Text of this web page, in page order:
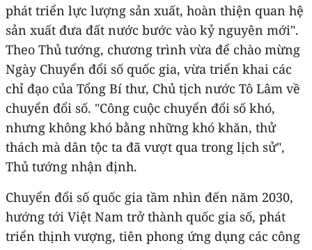
phát triển lực lượng sản xuất, hoàn thiện quan hệ
sản xuất đưa đất nước bước vào kỷ nguyên mới".
Theo Thủ tướng, chương trình vừa để chào mừng
Ngày Chuyển đổi số quốc gia, vừa triển khai các
chỉ đạo của Tổng Bí thư, Chủ tịch nước Tô Lâm về
chuyển đổi số. "Công cuộc chuyển đổi số khó,
nhưng không khó bằng những khó khăn, thử
thách mà dân tộc ta đã vượt qua trong lịch sử",
Thủ tướng nhận định.
Chuyển đổi số quốc gia tầm nhìn đến năm 2030,
hướng tới Việt Nam trở thành quốc gia số, phát
triển thịnh vượng, tiên phong ứng dụng các công